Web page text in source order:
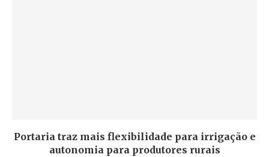
Portaria traz mais flexibilidade para irrigação e
autonomia para produtores rurais